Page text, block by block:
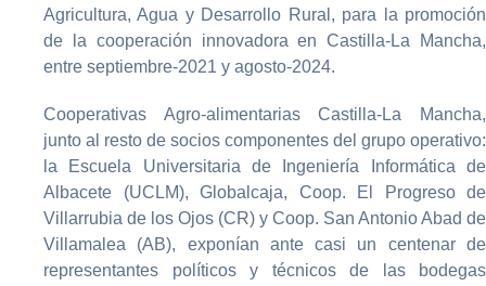
Agricultura, Agua y Desarrollo Rural, para la promoción
de la cooperación innovadora en Castilla-La Mancha,
entre septiembre-2021 y agosto-2024.
Cooperativas Agro-alimentarias Castilla-La Mancha,
junto al resto de socios componentes del grupo operativo:
la Escuela Universitaria de Ingeniería Informática de
Albacete (UCLM), Globalcaja, Coop. El Progreso de
Villarrubia de los Ojos (CR) y Coop. San Antonio Abad de
Villamalea (AB), exponían ante casi un centenar de
representantes políticos y técnicos de las bodegas